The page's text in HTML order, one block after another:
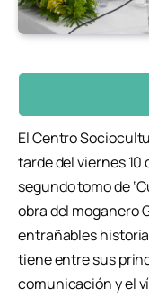
El Centro
tarde del viernes 10
segundo tomo de
obra del moganero
entrañables
tiene entre sus
comunicación y el